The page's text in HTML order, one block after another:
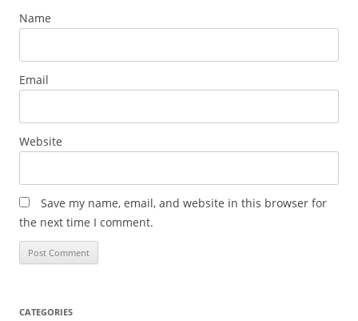
Name
Email
Website
Save my name, email, and website in this browser for
the next time I comment.
CATEGORIES